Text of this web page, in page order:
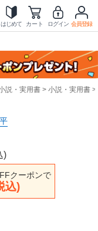
はじめて カート ログイン 会員登録
説・実用書 小説・実用書
)
クーポンで
込)